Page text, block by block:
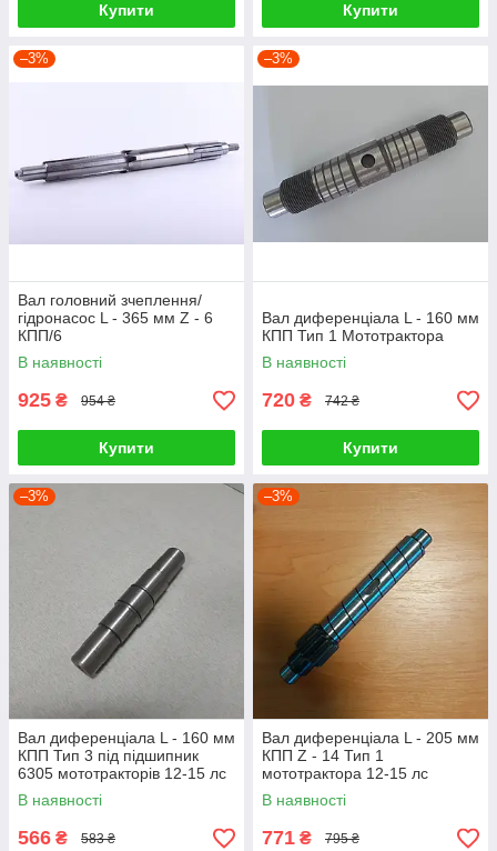
Купити Купити
–3%
Вал головний зчеплення/
гідронасос L - 365 мм Z - 6
КПП/6
В наявності
925 ₴ 954 ₴
Купити
–3%
Вал диференціала L - 160 мм
КПП Тип 1 Мототрактора
В наявності
720 ₴ 742 ₴
Купити
–3%
Вал диференціала L - 160 мм
КПП Тип 3 під підшипник
6305 мототракторів 12-15 лс
В наявності
566 ₴ 583 ₴
–3%
Вал диференціала L - 205 мм
КПП Z - 14 Тип 1
мототрактора 12-15 лс
В наявності
771 ₴ 795 ₴